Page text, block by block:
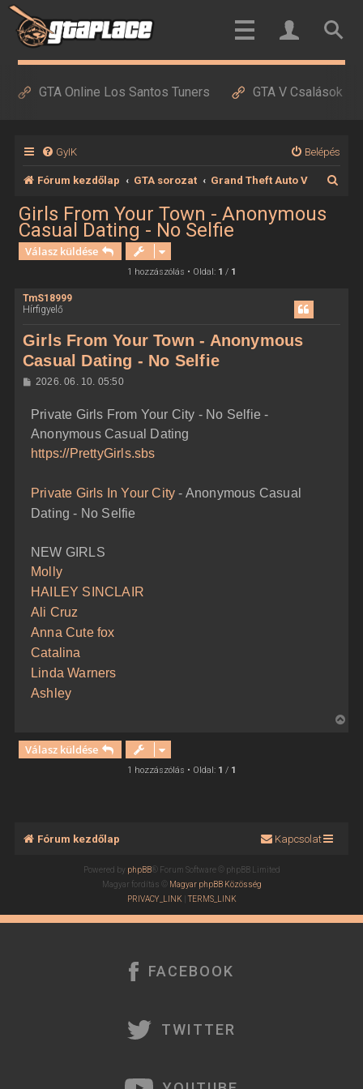
GTA Online Los Santos Tuners GTA V Csalások
GyIK Belépés
Fórum kezdőlap GTA sorozat Grand Theft Auto V
Girls From Your Town - Anonymous
Casual Dating - No Selfie
Válasz küldése
1 hozzászólás • Oldal: 1 / 1
TmS18999
Hírfigyelő
Girls From Your Town - Anonymous
Casual Dating - No Selfie
H
z
á
s
z
ó
s
2026. 06. 10. 05:50
Private Girls From Your City - No Selfie -
Anonymous Casual Dating
https://PrettyGirls.sbs
Private Girls In Your City - Anonymous Casual
Dating - No Selfie
NEW GIRLS
Molly
HAILEY SINCLAIR
Ali Cruz
Anna Cute fox
Catalina
Linda Warners
Ashley
é
Válasz küldése
1 hozzászólás • Oldal: 1 / 1
Fórum kezdőlap Kapcsolat
Powered by phpBB® Forum Software © phpBB Limited
Magyar fordítás © Magyar phpBB Közösség
PRIVACY_LINK |TERMS_LINK
FACEBOOK
TWITTER